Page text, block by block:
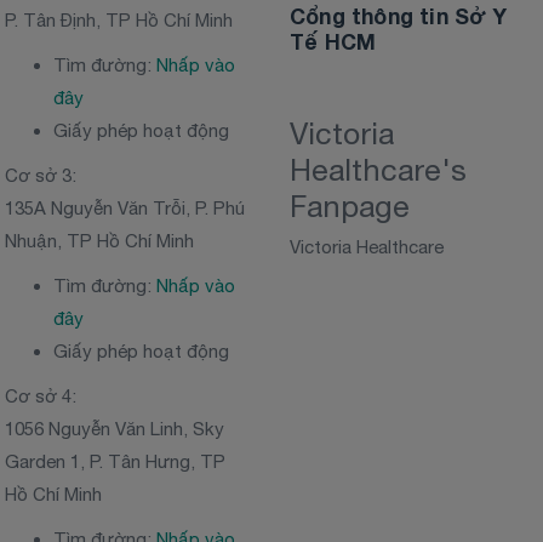
P. Tân Định, TP Hồ Chí Minh
Tìm đường:Nhấp vào
đây
Giấy phép hoạt động
Cơ sở 3:
135A Nguyễn Văn Trỗi, P. Phú
Nhuận, TP Hồ Chí Minh
Tìm đường:Nhấp vào
đây
Giấy phép hoạt động
Cơ sở 4:
1056 Nguyễn Văn Linh, Sky
Garden 1, P. Tân Hưng, TP
Hồ Chí Minh
Cổng thông tin Sở Y
Tế HCM
Victoria
Healthcare's
Fanpage
Victoria Healthcare